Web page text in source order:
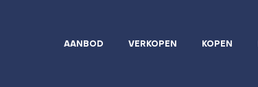
AANBOD VERKOPEN KOPEN